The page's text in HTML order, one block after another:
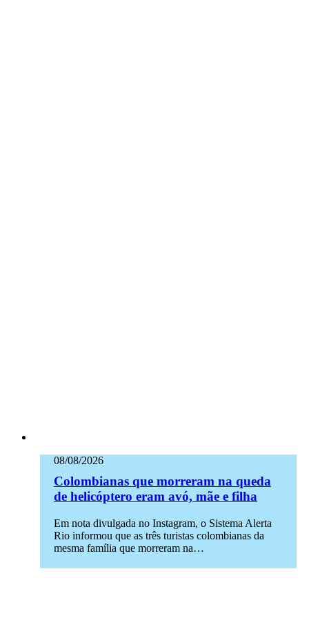
08/08/2026
Colombianas que morreram na queda
de helicóptero eram avó, mãe e filha
Em nota divulgada no Instagram, o Sistema Alerta
Rio informou que as três turistas colombianas da
mesma família que morreram na…